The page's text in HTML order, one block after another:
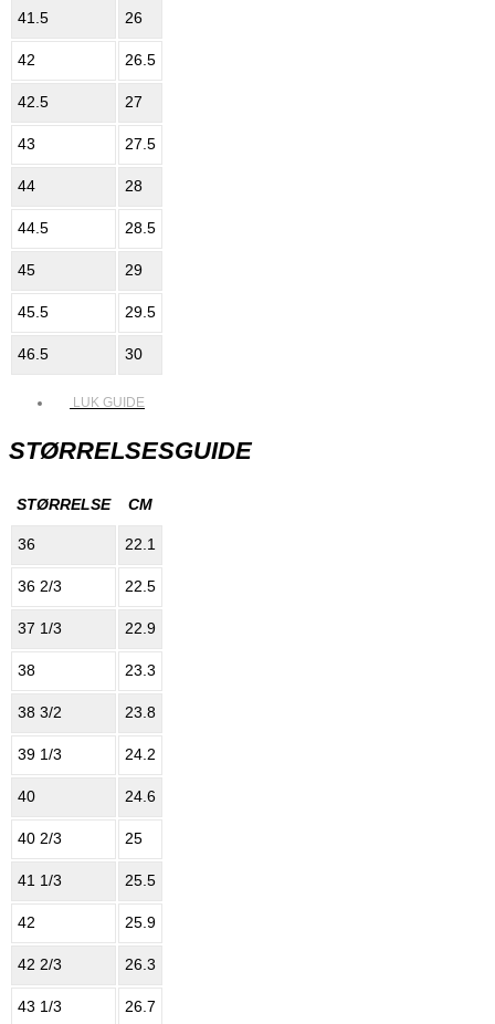
41.5 26
42 26.5
42.5 27
43 27.5
44 28
44.5 28.5
45 29
45.5 29.5
46.5 30
LUK GUIDE
STØRRELSESGUIDE
STØRRELSE CM
36 22.1
36 2/3 22.5
37 1/3 22.9
38 23.3
38 3/2 23.8
39 1/3 24.2
40 24.6
40 2/3 25
41 1/3 25.5
42 25.9
42 2/3 26.3
43 1/3 26.7